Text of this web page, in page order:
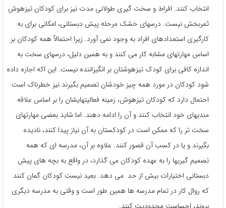
انتخاب کنند. افراط و سخت گیری طولانی مدت نیز برای کودکان تیزهوش
ثمربخش نیست. درسهای خشک مرحله پیش دبستانی، امکانی برای به
کارگیری استعدادهای افراد به وجود نمی آورد. زیرا احتمالاً همه کودکان بر
اساس مهارتهای مشابه کار می کنند و به همین دلیل، درسهای سخت به
اندازه کافی برای کودک تیزهوشتان بر انگیزاننده نیست. این اکه اجازه داده
شود کودکان در مورد همه چیز خودشان تصمیم بگیرند نیز خطرناک است.
احتمال دارد که کودکان تیزهوش، زمینه فعالیتهایشان را بر اساس علاقه
مندیهای خود انتخاب کنند و آن را ادامه دهند. اما شاید بعضی مهارتهای
سخت تر را که ممکن است در کودکستان به آن نیاز پیدا کنند، نادیده
بگیرند و یا در کسب آن قصور کنند. علاوه بر آن، مدرسه ای که همه
تصمیم گیریها را به عهده کودکان می گذارد، در واقع به بچه های پیش
دبستانی اختیارات بیش از حد می دهد. بعید نیست کودکان گمان کنند
که روال کار در تمام مدرسه ها همین طور است و وقتی به مدرسه دیگری